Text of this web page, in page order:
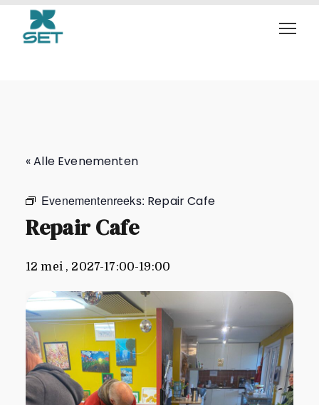
Repair Cafe
« Alle Evenementen
Evenementenreeks: Repair Cafe
Repair Cafe
12 mei , 2027-17:00-19:00